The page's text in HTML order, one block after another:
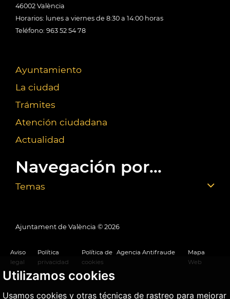
Utilizamos cookies
Usamos cookies y otras técnicas de rastreo para mejorar
46002 València
Horarios: lunes a viernes de 8:30 a 14:00 horas
Teléfono: 963 52 54 78
Ayuntamiento
La ciudad
Trámites
Atención ciudadana
Actualidad
Navegación por...
Temas
Ajuntament de València © 2026
Aviso
legal
Política
privacidad
Política de
cookies
Agencia Antifraude
Mapa
Web